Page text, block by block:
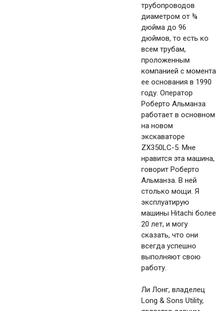
трубопроводов
диаметром от ¾
дюйма до 96
дюймов, то есть ко
всем трубам,
проложенным
компанией с момента
ее основания в 1990
году. Оператор
Роберто Альманза
работает в основном
на новом
экскаваторе
ZX350LC-5. Мне
нравится эта машина,
говорит Роберто
Альманза. В ней
столько мощи. Я
эксплуатирую
машины Hitachi более
20 лет, и могу
сказать, что они
всегда успешно
выполняют свою
работу.
Ли Лонг, владелец
Long & Sons Utility,